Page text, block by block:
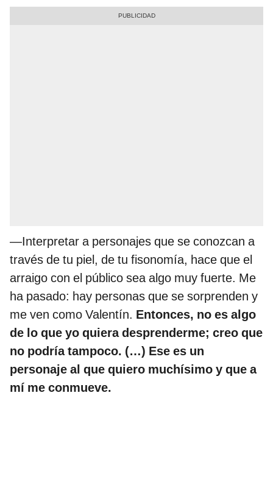
—Interpretar a personajes que se conozcan a
través de tu piel, de tu fisonomía, hace que el
arraigo con el público sea algo muy fuerte. Me
ha pasado: hay personas que se sorprenden y
me ven como Valentín. Entonces, no es algo
de lo que yo quiera desprenderme; creo que
no podría tampoco. (…) Ese es un
personaje al que quiero muchísimo y que a
mí me conmueve.